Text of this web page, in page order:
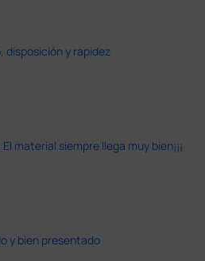
disposición y rapidez
material siempre llega muy bien¡¡¡
y bien presentado